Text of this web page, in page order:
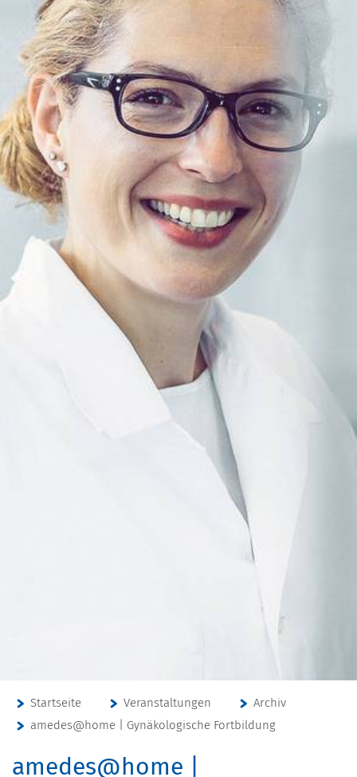
Startseite Veranstaltungen
Archiv
amedes@home | Gynäkologische Fortbildung
amedes@home |